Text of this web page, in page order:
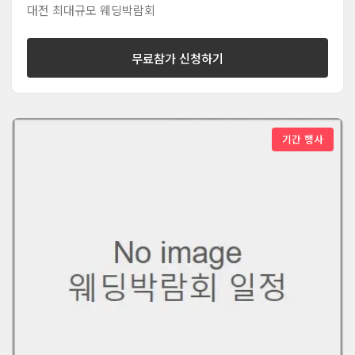
대전 최대규모 웨딩박람회
무료참가 신청하기
기간 행사